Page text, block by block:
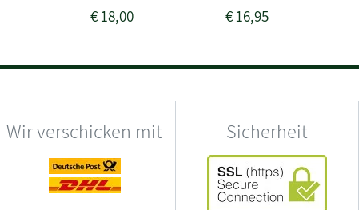
€18,00 €16,95
Wir verschicken mit Sicherheit